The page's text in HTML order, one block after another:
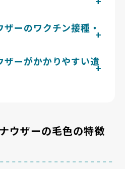
、中身はまだ小さな子犬で、
わずかです。好奇心が勝つと
も後回しにしがちなので、自
なるまでは待ちたいところで
みに行くかを見ておきましょ
は、尻尾を切る断尾と、耳を
が行われてきました。どちら
を近づけるためのもので、子
つらさが残るだけです。
準の①に「断尾・断耳をし
ないブリーダーだけを掲載し
ーのワクチン接種・
ンの接種状況と証明、健康診
。ミニチュアシュナウザーは
われているため、食事内容や
ザーがかかりやすい遺
無を確認できます。両親犬の
を提示できるか、ブリーダー
課題に向き合うブリーダーを
ります。
ウザーの毛色の特徴